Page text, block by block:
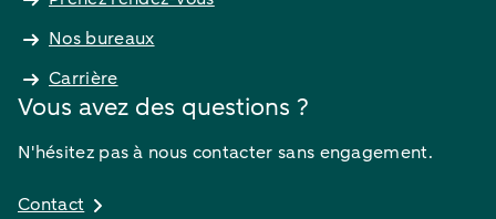
Nos bureaux
Carrière
Vous avez des questions ?
N'hésitez pas à nous contacter sans engagement.
Contact